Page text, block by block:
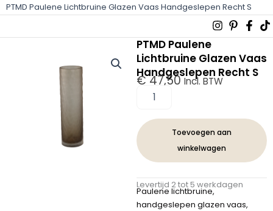
PTMD Paulene Lichtbruine Glazen Vaas Handgeslepen Recht S
Instagram
p f
PTMD Paulene
Lichtbruine Glazen Vaas
Handgeslepen Recht S
€47,50 Incl. BTW
PTMD
Paulene
Lichtbruine
Glazen
Vaas
Handgeslepen
Recht
aantal
Toevoegen aan
winkelwagen
Levertijd 2 tot 5 werkdagen
Paulene lichtbruine,
handgeslepen glazen vaas,